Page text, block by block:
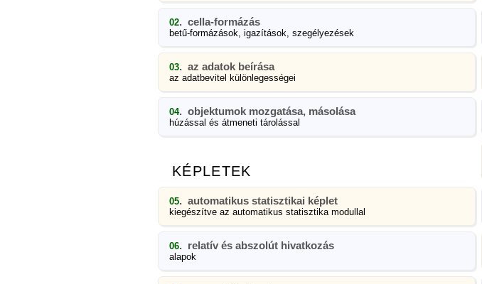
02. cella-formázás
betű-formázások, igazítások, szegélyezések
03. az adatok beírása
az adatbevitel különlegességei
04. objektumok mozgatása, másolása
húzással és átmeneti tárolással
KÉPLETEK
05. automatikus statisztikai képlet
kiegészítve az automatikus statisztika modullal
06. relatív és abszolút hivatkozás
alapok